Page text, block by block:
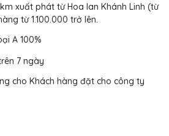
xuất phát từ Hoa lan Khánh Linh (từ
từ 1.100.000 trở lên.
A 100%
7 ngày
cho Khách hàng đặt cho công ty